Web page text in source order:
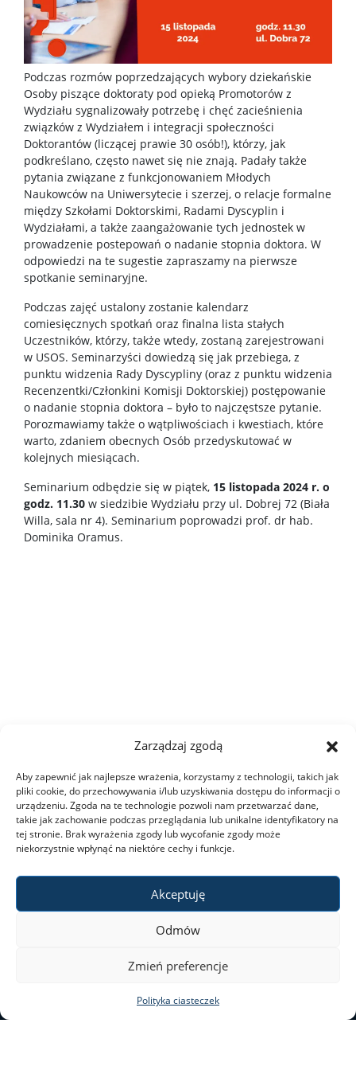
Zarządzaj zgodą
Aby zapewnić jak najlepsze wrażenia, korzystamy z technologii, takich jak
pliki cookie, do przechowywania i/lub uzyskiwania dostępu do informacji o
urządzeniu. Zgoda na te technologie pozwoli nam przetwarzać dane,
takie jak zachowanie podczas przeglądania lub unikalne identyfikatory na
tej stronie. Brak wyrażenia zgody lub wycofanie zgody może
niekorzystnie wpłynąć na niektóre cechy i funkcje.
Akceptuję
Odmów
Zmień preferencje
Polityka ciasteczek
Dni wolne od pracy
Dla studentów
Ogłoszenia
Dziekanat ds. studenckich
Studia I stopnia
Studia II stopnia
Minigranty
Opłaty
Dyżury wykładowców
Wsparcie dla studentów
Erasmus+
Rekrutacja
Studia I stopnia
Podczas rozmów poprzedzających wybory dziekańskie
Osoby piszące doktoraty pod opieką Promotorów z
Wydziału sygnalizowały potrzebę i chęć zacieśnienia
związków z Wydziałem i integracji społeczności
Doktorantów (liczącej prawie 30 osób!), którzy, jak
podkreślano, często nawet się nie znają. Padały także
pytania związane z funkcjonowaniem Młodych
Naukowców na Uniwersytecie i szerzej, o relacje formalne
między Szkołami Doktorskimi, Radami Dyscyplin i
Wydziałami, a także zaangażowanie tych jednostek w
prowadzenie postepowań o nadanie stopnia doktora. W
odpowiedzi na te sugestie zapraszamy na pierwsze
spotkanie seminaryjne.
Podczas zajęć ustalony zostanie kalendarz
comiesięcznych spotkań oraz finalna lista stałych
Uczestników, którzy, także wtedy, zostaną zarejestrowani
w USOS. Seminarzyści dowiedzą się jak przebiega, z
punktu widzenia Rady Dyscypliny (oraz z punktu widzenia
Recenzentki/Członkini Komisji Doktorskiej) postępowanie
o nadanie stopnia doktora – było to najczęstsze pytanie.
Porozmawiamy także o wątpliwościach i kwestiach, które
warto, zdaniem obecnych Osób przedyskutować w
kolejnych miesiącach.
Seminarium odbędzie się w piątek, 15 listopada 2024 r. o
godz. 11.30 w siedzibie Wydziału przy ul. Dobrej 72 (Biała
Willa, sala nr 4). Seminarium poprowadzi prof. dr hab.
Dominika Oramus.